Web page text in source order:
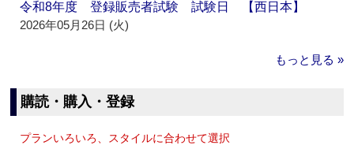
令和8年度 登録販売者試験 試験日 【西日本】
2026年05月26日 (火)
もっと見る »
購読・購入・登録
プランいろいろ、スタイルに合わせて選択